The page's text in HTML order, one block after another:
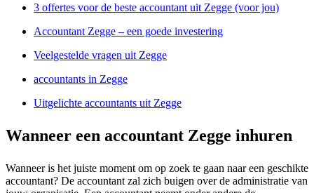
3 offertes voor de beste accountant uit Zegge (voor jou)
Accountant Zegge – een goede investering
Veelgestelde vragen uit Zegge
accountants in Zegge
Uitgelichte accountants uit Zegge
Wanneer een accountant Zegge inhuren
Wanneer is het juiste moment om op zoek te gaan naar een geschikte
accountant? De accountant zal zich buigen over de administratie van